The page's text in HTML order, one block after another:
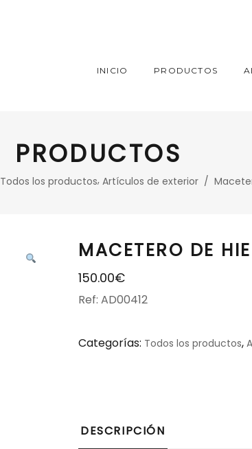
INICIO PRODUCTOS
PRODUCTOS
Todos los productos, Artículos de exterior/
MACETERO DE
150.00€
Ref: AD00412
Categorías: Todos los productos,
DESCRIPCIÓN